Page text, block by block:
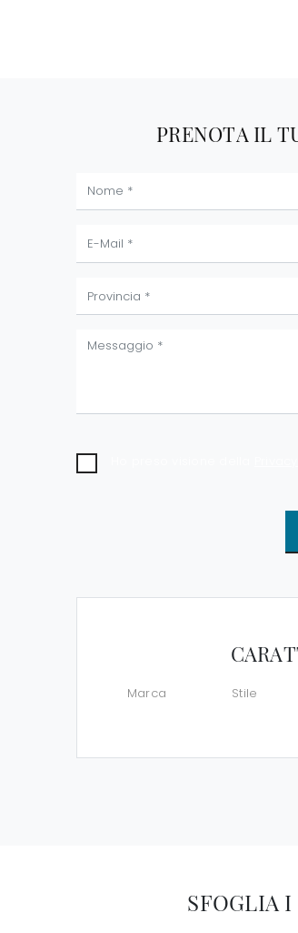
PRENOTA IL
Marca Stile
SFOGLIA